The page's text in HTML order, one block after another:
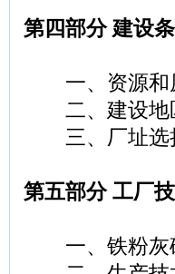
第四部分 建设
一、资源和
二、建设地
三、厂址选
第五部分 工厂
一、铁粉灰